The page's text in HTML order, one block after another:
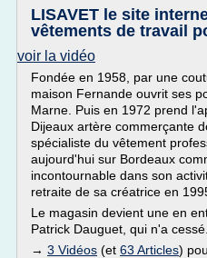
LISAVET le site
vêtements de travail
voir la vidéo
Fondée en 1958, par une
maison Fernande ouvrit ses
Marne. Puis en 1972 prend
Dijeaux artère commerçante
spécialiste du vêtement
aujourd'hui sur Bordeaux
incontournable dans son
retraite de sa créatrice en
Le magasin devient une en
Patrick Dauguet, qui n'a
→ 3 Vidéos (et 63 Articles)